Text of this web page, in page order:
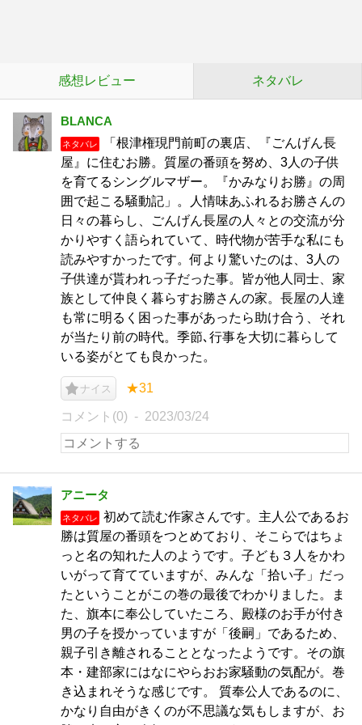
感想レビュー ネタバレ
BLANCA
ネタバレ
「根津権現門前町の裏店、『ごんげん長
屋』に住むお勝。質屋の番頭を努め、3人の子供
を育てるシングルマザー。『かみなりお勝』の周
囲で起こる騒動記」。人情味あふれるお勝さんの
日々の暮らし、ごんげん長屋の人々との交流が分
かりやすく語られていて、時代物が苦手な私にも
読みやすかったです。何より驚いたのは、3人の
子供達が貰われっ子だった事。皆が他人同士、家
族として仲良く暮らすお勝さんの家。長屋の人達
も常に明るく困った事があったら助け合う、それ
が当たり前の時代。季節､行事を大切に暮らして
いる姿がとても良かった。
ナイス ★31
コメント(0) 2023/03/24
アニータ
ネタバレ
初めて読む作家さんです。主人公であるお
勝は質屋の番頭をつとめており、そこらではちょ
っと名の知れた人のようです。子ども３人をかわ
いがって育てていますが、みんな「拾い子」だっ
たということがこの巻の最後でわかりました。ま
た、旗本に奉公していたころ、殿様のお手が付き
男の子を授かっていますが「後嗣」であるため、
親子引き離されることとなったようです。その旗
本・建部家にはなにやらおお家騒動の気配が。巻
き込まれそうな感じです。 質奉公人であるのに、
かなり自由がきくのが不思議な気もしますが、お